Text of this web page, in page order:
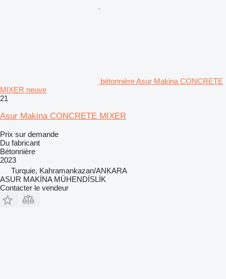
bétonnière Asur Makina CONCRETE
MIXER neuve
21
Asur Makina CONCRETE MIXER
Prix sur demande
Du fabricant
Bétonnière
2023
Turquie, Kahramankazan/ANKARA
ASUR MAKİNA MÜHENDİSLİK
Contacter le vendeur